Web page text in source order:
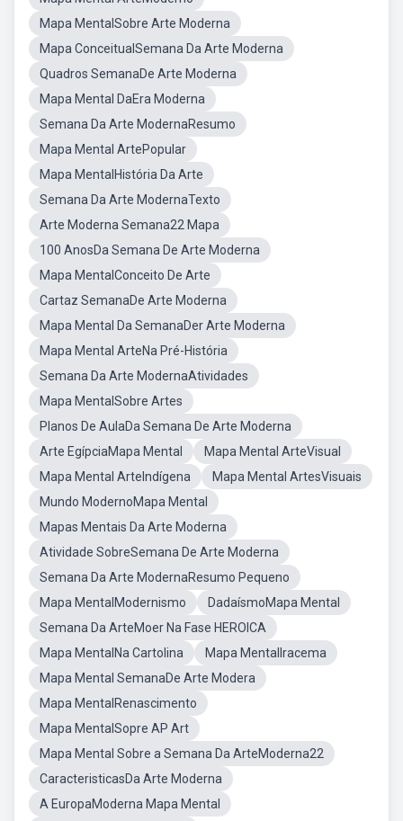
Mapa MentalSobre Arte Moderna
Mapa ConceitualSemana Da Arte Moderna
Quadros SemanaDe Arte Moderna
Mapa Mental DaEra Moderna
Semana Da Arte ModernaResumo
Mapa Mental ArtePopular
Mapa MentalHistória Da Arte
Semana Da Arte ModernaTexto
Arte Moderna Semana22 Mapa
100 AnosDa Semana De Arte Moderna
Mapa MentalConceito De Arte
Cartaz SemanaDe Arte Moderna
Mapa Mental Da SemanaDer Arte Moderna
Mapa Mental ArteNa Pré-História
Semana Da Arte ModernaAtividades
Mapa MentalSobre Artes
Planos De AulaDa Semana De Arte Moderna
Arte EgípciaMapa Mental
Mapa Mental ArteVisual
Mapa Mental ArteIndígena
Mapa Mental ArtesVisuais
Mundo ModernoMapa Mental
Mapas Mentais Da Arte Moderna
Atividade SobreSemana De Arte Moderna
Semana Da Arte ModernaResumo Pequeno
Mapa MentalModernismo
DadaísmoMapa Mental
Semana Da ArteMoer Na Fase HEROICA
Mapa MentalNa Cartolina
Mapa MentalIracema
Mapa Mental SemanaDe Arte Modera
Mapa MentalRenascimento
Mapa MentalSopre AP Art
Mapa Mental Sobre a Semana Da ArteModerna22
CaracteristicasDa Arte Moderna
A EuropaModerna Mapa Mental